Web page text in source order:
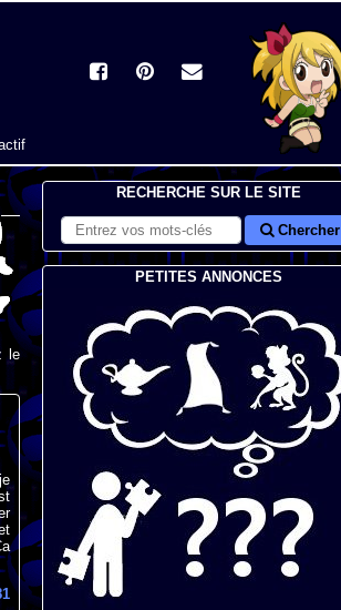
le
RECHERCHE SUR LE SITE
Chercher
PETITES ANNONCES